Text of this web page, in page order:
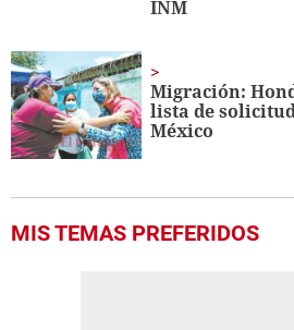
INM
Migración:
lista de
México
MIS TEMAS PREFERIDOS